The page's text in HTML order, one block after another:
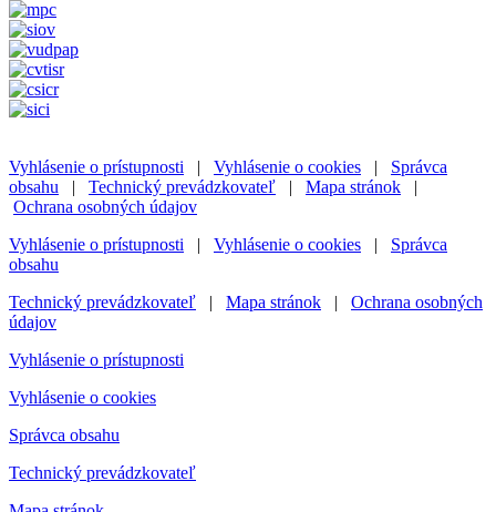
Vyhlásenie o prístupnosti | Vyhlásenie o cookies | Správca
obsahu | Technický prevádzkovateľ | Mapa stránok |
Ochrana osobných údajov
Vyhlásenie o prístupnosti | Vyhlásenie o cookies | Správca
obsahu
Technický prevádzkovateľ | Mapa stránok | Ochrana osobných
údajov
Vyhlásenie o prístupnosti
Vyhlásenie o cookies
Správca obsahu
Technický prevádzkovateľ